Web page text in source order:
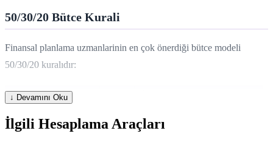
50/30/20 Bütce Kurali
Finansal planlama uzmanlarinin en çok önerdiği bütce modeli
50/30/20 kuralıdır:
Kategori
↓ Devamını Oku
İlgili Hesaplama Araçları